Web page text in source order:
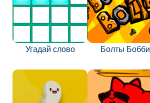
Угадай слово Болты Бобби